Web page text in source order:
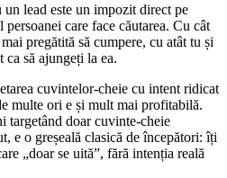
lead este un impozit direct pe
care face căutarea. Cu cât
pregătită să cumpere, cu atât tu și
să ajungeți la ea.
cuvintelor-cheie cu intent ridicat
multe ori e și mult mai profitabilă.
targetând doar cuvinte-cheie
e o greșeală clasică de începători: îți
„doar se uită”, fără intenția reală